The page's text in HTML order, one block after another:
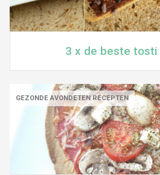
3 x de beste
GEZONDE AVONDETEN RECEPTEN